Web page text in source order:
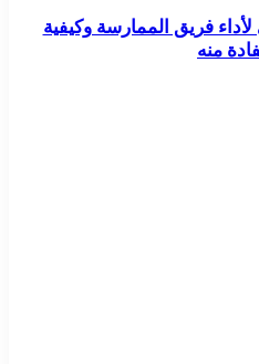
لأداء فريق الممارسة وكيفية
منه